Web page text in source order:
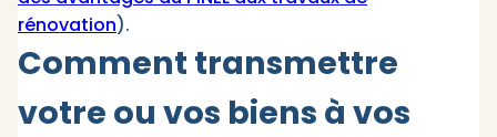
rénovation).
Comment transmettre
votre ou vos biens à vos